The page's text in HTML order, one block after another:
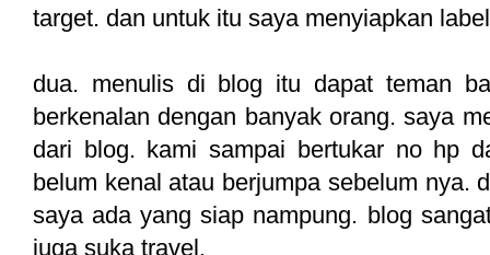
target. dan untuk itu saya menyiapkan
dua. menulis di blog itu dapat teman
berkenalan dengan banyak orang. saya
dari blog. kami sampai bertukar no hp
belum kenal atau berjumpa sebelum nya.
saya ada yang siap nampung. blog
juga suka travel.